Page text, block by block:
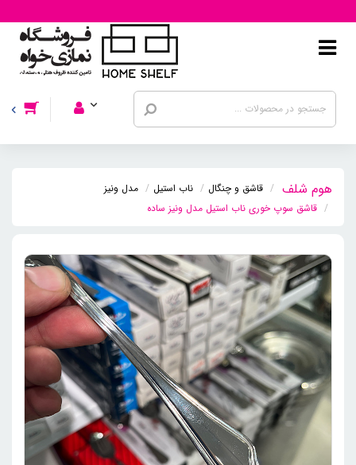
قاشق و چنگال ناب استیل
مدل ونیز
قاشق سوپ خوری ناب استیل مدل ونیز ساده